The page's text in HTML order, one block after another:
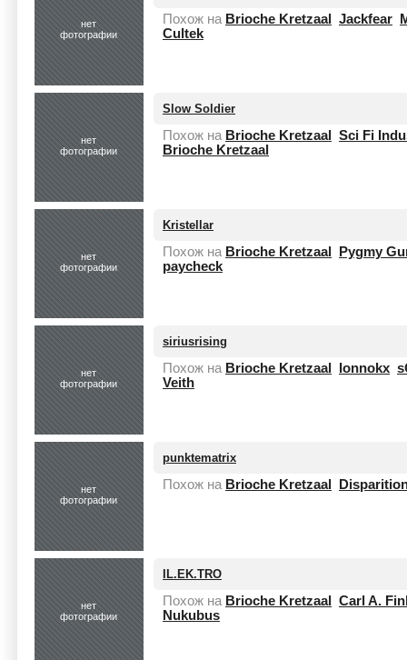
нет
фотографии
Похож на Brioche Kretzaal Jackfear
Cultek
нет
фотографии
Slow Soldier
Похож на Brioche Kretzaal
Sci Fi
Brioche Kretzaal
нет
фотографии
Kristellar
Похож на Brioche Kretzaal
Pygmy
paycheck
нет
фотографии
siriusrising
Похож на Brioche Kretzaal Ionnokx
Veith
нет
фотографии
punktematrix
Похож на Brioche Kretzaal
нет
фотографии
IL.EK.TRO
Похож на Brioche Kretzaal
Carl A.
Nukubus